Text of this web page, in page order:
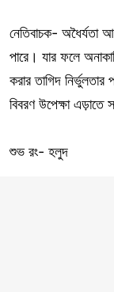
নেতিবাচক- অধৈর্যতা
পারে। যার ফলে
করার তাগিদ
বিবরণ উপেক্ষা এড়াতে
শুভ রং- হলুদ